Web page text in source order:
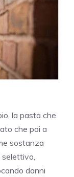
la pasta che
che poi a
sostanza
danni